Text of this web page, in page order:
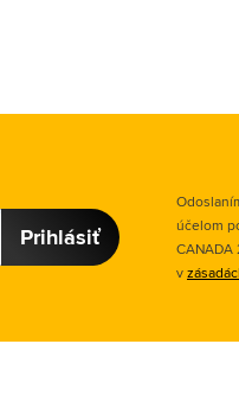
Prihlásiť
účelom
CANADA
v